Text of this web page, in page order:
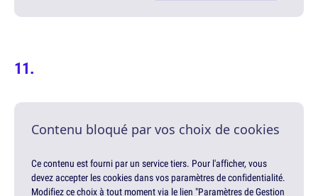
Contenu bloqué par vos choix de cookies
Ce contenu est fourni par un service tiers. Pour l'afficher, vous
devez accepter les cookies dans vos paramètres de confidentialité.
Modifiez ce choix à tout moment via le lien "Paramètres de Gestion